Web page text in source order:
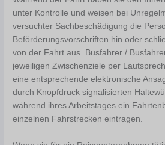
unter Kontrolle und weisen bei
versuchter Sachbeschädigung die
Beförderungsvorschriften hin oder
von der Fahrt aus. Busfahrer /
jeweiligen Zwischenziele per
eine entsprechende elektronische
durch Knopfdruck signalisierten
während ihres Arbeitstages ein
einzelnen Fahrstrecken eintragen.